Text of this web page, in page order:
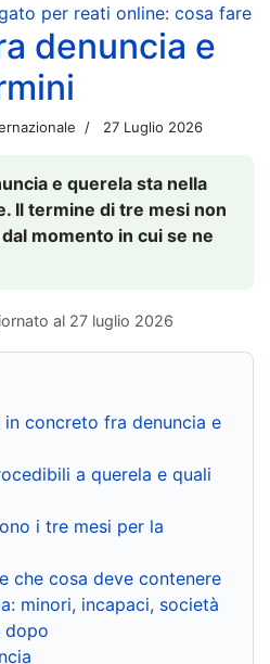
per reati online: cosa fare
denuncia e
27 Luglio 2026
e querela sta nella
Il termine di tre mesi non
momento in cui se ne
al 27 luglio 2026
concreto fra denuncia e
a querela e quali
i tre mesi per la
che cosa deve contenere
minori, incapaci, società
dopo